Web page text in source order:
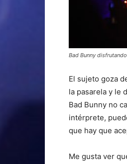
Bad Bunny
El sujeto goza
la pasarela y le
Bad Bunny no
intérprete,
que hay que
Me gusta ver